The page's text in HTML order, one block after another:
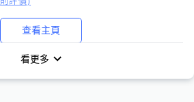
查看主頁
看更多